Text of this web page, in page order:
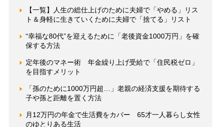
【一覧】人生の総仕上げのために夫婦で「やめる」リス
ト＆身軽に生きていくために夫婦で「捨てる」リスト
“幸福な80代”を迎えるために「老後資金1000万円」を確
保する方法
定年後のマネー術 年金繰り上げ受給で「住民税ゼロ」
を目指すメリット
「孫のために1000万円超…」老親の経済支援を期待する
子や孫と距離を置く方法
月12万円の年金で生活費をカバー 65才一人暮らし女性
のゆとりある生活